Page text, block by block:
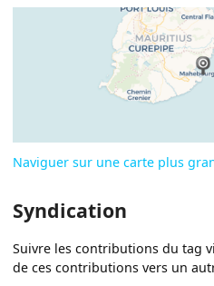
Naviguer sur une carte plus
Syndication
Suivre les contributions du tag
de ces contributions vers un